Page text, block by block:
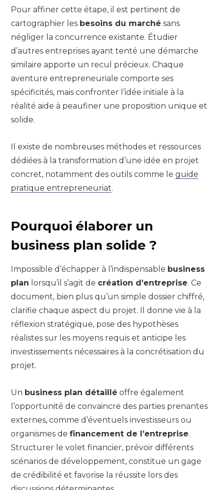
Pour affiner cette étape, il est pertinent de
cartographier les besoins du marché sans
négliger la concurrence existante. Étudier
d’autres entreprises ayant tenté une démarche
similaire apporte un recul précieux. Chaque
aventure entrepreneuriale comporte ses
spécificités, mais confronter l’idée initiale à la
réalité aide à peaufiner une proposition unique et
solide.
Il existe de nombreuses méthodes et ressources
dédiées à la transformation d’une idée en projet
concret, notamment des outils comme le guide
pratique entrepreneuriat.
Pourquoi élaborer un
business plan solide ?
Impossible d’échapper à l’indispensable business
plan lorsqu’il s’agit de création d’entreprise. Ce
document, bien plus qu’un simple dossier chiffré,
clarifie chaque aspect du projet. Il donne vie à la
réflexion stratégique, pose des hypothèses
réalistes sur les moyens requis et anticipe les
investissements nécessaires à la concrétisation du
projet.
Un business plan détaillé offre également
l’opportunité de convaincre des parties prenantes
externes, comme d’éventuels investisseurs ou
organismes de financement de l’entreprise.
Structurer le volet financier, prévoir différents
scénarios de développement, constitue un gage
de crédibilité et favorise la réussite lors des